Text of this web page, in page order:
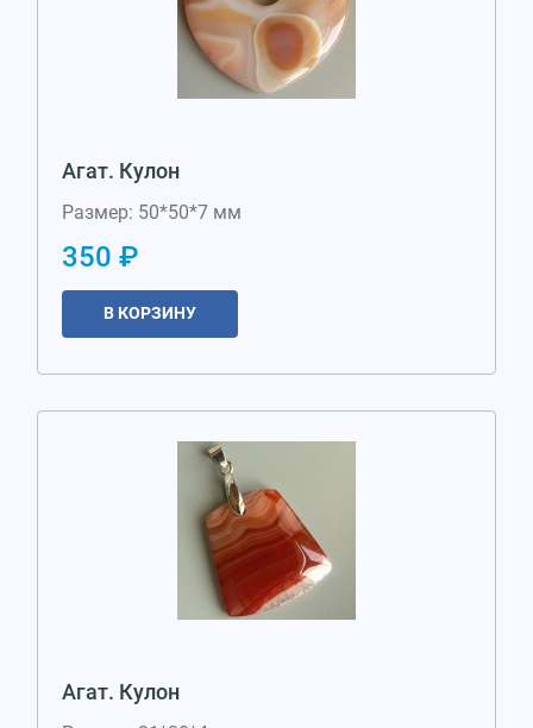
Агат. Кулон
Размер: 50*50*7 мм
350 ₽
В КОРЗИНУ
Агат. Кулон